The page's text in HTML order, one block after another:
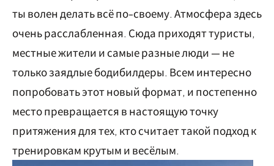
ты волен делать всё по-своему. Атмосфера здесь
очень расслабленная. Сюда приходят туристы,
местные жители и самые разные люди — не
только заядлые бодибилдеры. Всем интересно
попробовать этот новый формат, и постепенно
место превращается в настоящую точку
притяжения для тех, кто считает такой подход к
тренировкам крутым и весёлым.